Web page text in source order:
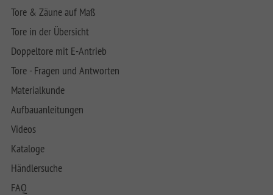
Tore & Zäune auf Maß
Tore in der Übersicht
Doppeltore mit E-Antrieb
Tore - Fragen und Antworten
Materialkunde
Aufbauanleitungen
Videos
Kataloge
Händlersuche
FAQ